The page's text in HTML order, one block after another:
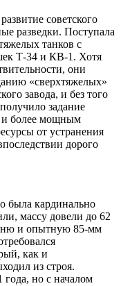
советского
разведки. Поступала
танков с
Т-34 и КВ-1. Хотя
они
«сверхтяжелых»
завода, и без того
задание
и более мощным
от устранения
дорого
была кардинально
массу довели до 62
и опытную 85-мм
как и
из строя.
но с началом